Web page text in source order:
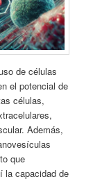
de células
el potencial de
células,
Además,
que
la capacidad de